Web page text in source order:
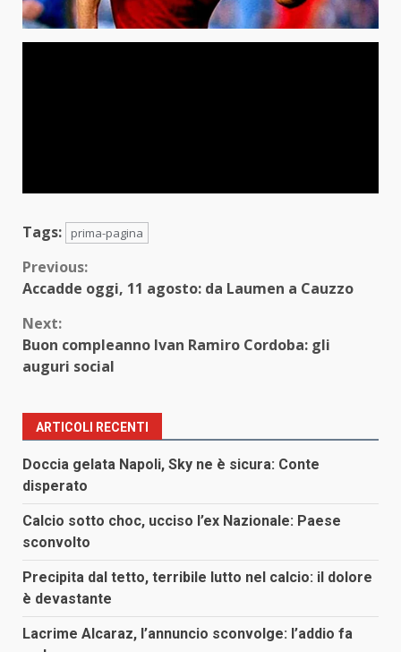
Tags: prima-pagina
Continue
Reading
Previous:
Accadde oggi, 11 agosto: da Laumen a Cauzzo
Next:
Buon compleanno Ivan Ramiro Cordoba: gli
auguri social
ARTICOLI RECENTI
Doccia gelata Napoli, Sky ne è sicura: Conte
disperato
Calcio sotto choc, ucciso l’ex Nazionale: Paese
sconvolto
Precipita dal tetto, terribile lutto nel calcio: il dolore
è devastante
Lacrime Alcaraz, l’annuncio sconvolge: l’addio fa